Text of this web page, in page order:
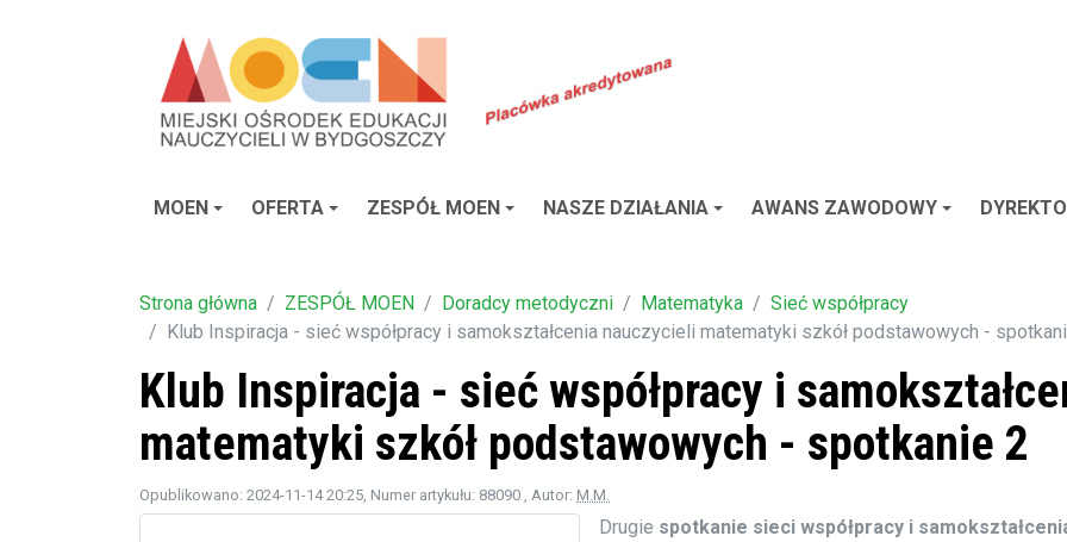
MOEN OFERTA ZESPÓŁ MOEN NASZE DZIAŁANIA AWANS ZAWODOWY
Strona główna ZESPÓŁ MOEN Doradcy metodyczni Matematyka
Sieć współpracy
Klub Inspiracja - sieć współpracy i samokształcenia nauczycieli matematyki szkół podstawowych -
Klub Inspiracja - sieć współpracy i
matematyki szkół podstawowych - spotkanie 2
Opublikowano: 2024-11-14 20:25, Numer artykułu: 88090 , Autor: M.M.
Drugie spotkanie sieci współpracy i